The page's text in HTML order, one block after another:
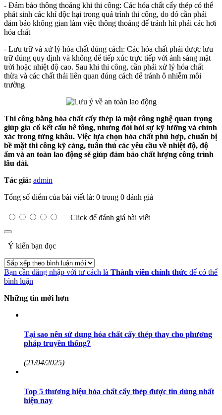
- Đảm bảo thông thoáng khi thi công: Các hóa chất cấy thép có thể
phát sinh các khí độc hại trong quá trình thi công, do đó cần phải
đảm bảo không gian làm việc thông thoáng để tránh hít phải các hơi
hóa chất
- Lưu trữ và xử lý hóa chất đúng cách: Các hóa chất phải được lưu
trữ đúng quy định và không để tiếp xúc trực tiếp với ánh sáng mặt
trời hoặc nhiệt độ cao. Sau khi thi công, cần phải xử lý hóa chất
thừa và các chất thải liên quan đúng cách để tránh ô nhiễm môi
trường
Thi công bằng hóa chất cấy thép là một công nghệ quan trọng
giúp gia cố kết cấu bê tông, nhưng đòi hỏi sự kỹ lưỡng và chính
xác trong từng khâu. Việc lựa chọn hóa chất phù hợp, chuẩn bị
bề mặt thi công kỹ càng, tuân thủ các yêu cầu về nhiệt độ, độ
ẩm và an toàn lao động sẽ giúp đảm bảo chất lượng công trình
lâu dài.
Tác giả: admin
Tổng số điểm của bài viết là: 0 trong 0 đánh giá
Click để đánh giá bài viết
Ý kiến bạn đọc
Bạn cần đăng nhập với tư cách là Thành viên chính thức để có thể
bình luận
Những tin mới hơn
Tại sao nên sử dụng hóa chất cấy thép thay cho phương
pháp truyền thống?
(21/04/2025)
Top 5 thương hiệu hóa chất cấy thép được tin dùng nhất
hiện nay